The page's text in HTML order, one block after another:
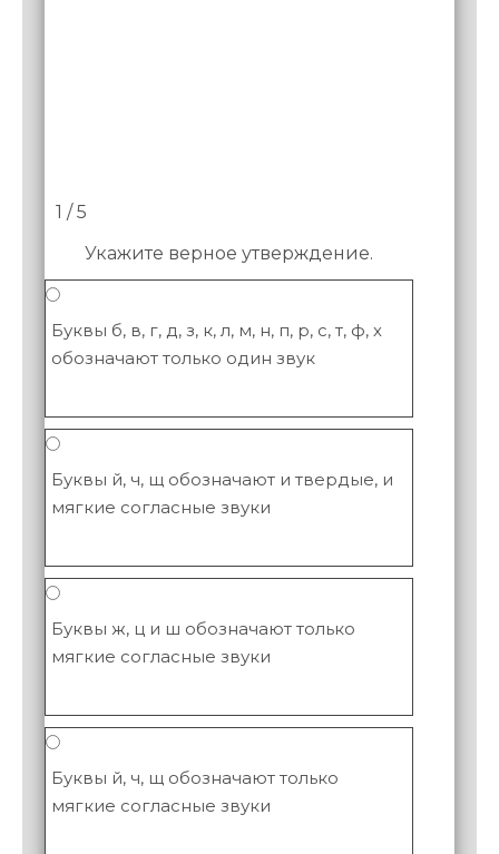
1 / 5
Укажите верное утверждение.
Буквы б, в, г, д, з, к, л, м, н, п, р, с, т, ф, х
обозначают только один звук
Буквы й, ч, щ обозначают и твердые, и
мягкие согласные звуки
Буквы ж, ц и ш обозначают только
мягкие согласные звуки
Буквы й, ч, щ обозначают только
мягкие согласные звуки